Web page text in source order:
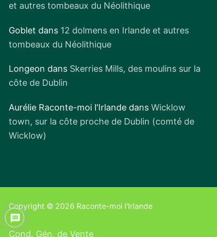
et autres tombeaux du Néolithique
Goblet dans 12 dolmens en Irlande et autres
tombeaux du Néolithique
Longeon dans Skerries Mills, des moulins sur la
côte de Dublin
Aurélie Raconte-moi l'Irlande dans Wicklow
town, sur la côte proche de Dublin (comté de
Wicklow)
Copyright © 2026 Raconte-moi l'Irlande
Cond. Gén. de Vente
6